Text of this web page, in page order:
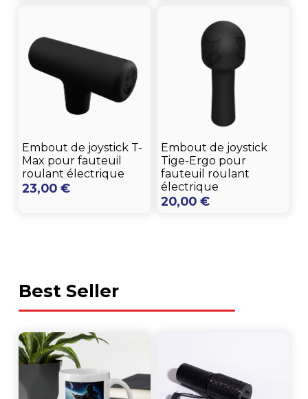
Embout de joystick T-
Max pour fauteuil
roulant électrique
23,00 €
Embout de joystick
Tige-Ergo pour
fauteuil roulant
électrique
20,00 €
Best Seller